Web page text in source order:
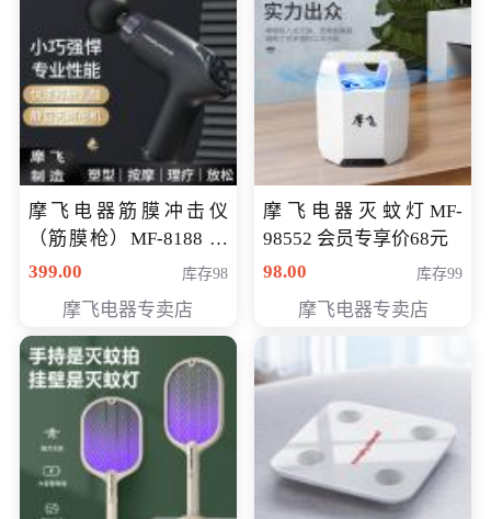
摩飞电器筋膜冲击仪
（筋膜枪）MF-8188 会
员专享价268元
399.00 库存98
摩飞电器专卖店
摩飞电器灭蚊灯MF-
98552 会员专享价68元
98.00
库存99
摩飞电器专卖店